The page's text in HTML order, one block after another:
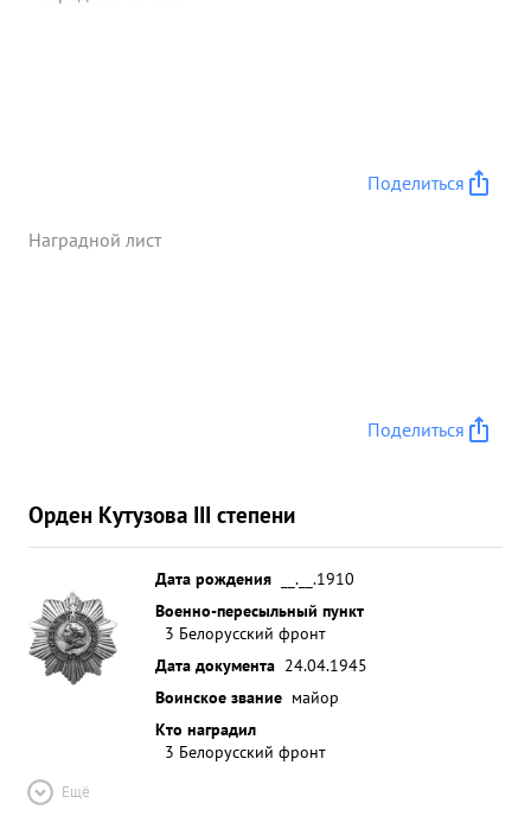
СТЕПЕНИ ...»
Поделиться
Наградной лист
Поделиться
Орден Кутузова III степени
Дата рождения
__.__.1910
Военно-пересыльный пункт
3 Белорусский фронт
Дата документа 24.04.1945
Воинское звание майор
Кто наградил
3 Белорусский фронт
Ещё